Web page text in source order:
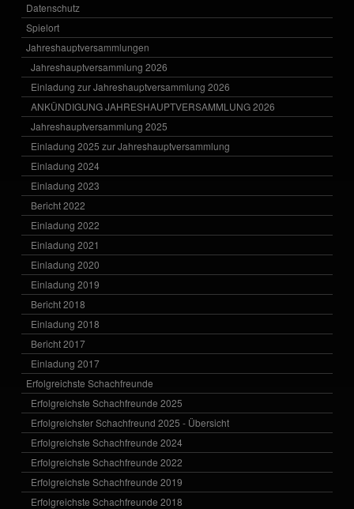
Datenschutz
Spielort
Jahreshauptversammlungen
Jahreshauptversammlung 2026
Einladung zur Jahreshauptversammlung 2026
ANKÜNDIGUNG JAHRESHAUPTVERSAMMLUNG 2026
Jahreshauptversammlung 2025
Einladung 2025 zur Jahreshauptversammlung
Einladung 2024
Einladung 2023
Bericht 2022
Einladung 2022
Einladung 2021
Einladung 2020
Einladung 2019
Bericht 2018
Einladung 2018
Bericht 2017
Einladung 2017
Erfolgreichste Schachfreunde
Erfolgreichste Schachfreunde 2025
Erfolgreichster Schachfreund 2025 - Übersicht
Erfolgreichste Schachfreunde 2024
Erfolgreichste Schachfreunde 2022
Erfolgreichste Schachfreunde 2019
Erfolgreichste Schachfreunde 2018